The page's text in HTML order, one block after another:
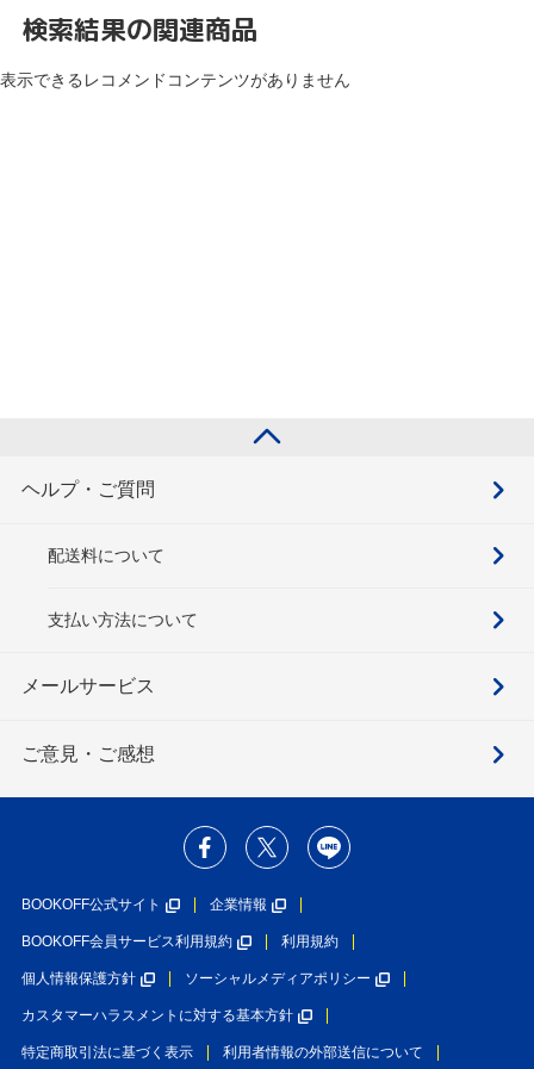
検索結果の関連商品
表示できるレコメンドコンテンツがありません
ヘルプ・ご質問
配送料について
支払い方法について
メールサービス
ご意見・ご感想
BOOKOFF公式サイト 企業情報
BOOKOFF会員サービス利用規約 利用規約
個人情報保護方針 ソーシャルメディアポリシー
カスタマーハラスメントに対する基本方針
特定商取引法に基づく表示 利用者情報の外部送信について